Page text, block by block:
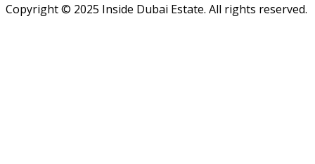
Copyright © 2025 Inside Dubai Estate. All rights reserved.